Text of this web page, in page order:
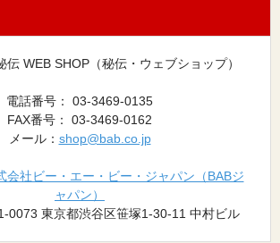
伝 WEB SHOP（秘伝・ウェブショップ）
電話番号： 03-3469-0135
FAX番号： 03-3469-0162
メール： shop@bab.co.jp
会社ビー・エー・ビー・ジャパン（BABジ
ャパン）
0073 東京都渋谷区笹塚1-30-11 中村ビル